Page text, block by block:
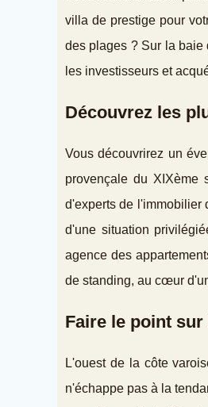
villa de prestige pour
des plages ? Sur la
les investisseurs et
Découvrez les
Vous découvrirez un
provençale du XIXème
d'experts de l'immobilier
d'une situation
agence des
de standing, au cœur
Faire le point
L'ouest de la côte
n'échappe pas à la